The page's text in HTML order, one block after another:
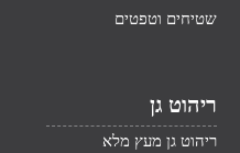
שטיחים וטפטים
ריהוט גן
ריהוט גן מעץ מלא